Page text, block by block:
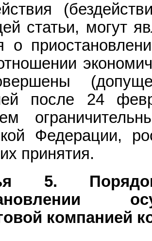
статьи, могут
о
после 24
Федерации,
принятия.
5.
компанией